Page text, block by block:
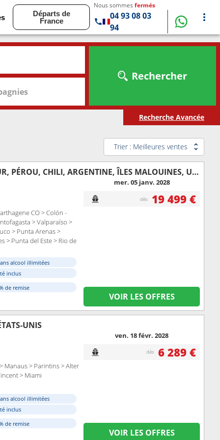
Départs de
France
Nous sommes fermés
04 93 08 03
94
Rechercher
Recherche Avancée
Trier : Meilleures ventes
ÉTATS-UNIS, CAÏMANS (ÎLES), JAMAÏQUE, COLOMBIE, PANAMA, ÉQUATEUR, PÉROU, CHILI, ARGENTINE, ÎLES MALOUINES, URUGUAY, BRÉSIL, BARBADE, GUADELOUPE, SAINT VINCENT-ET-LES-GRENADINES
CO > Colón -
> Valparaíso >
> Punta Arenas >
> Punta del Este > Rio de
> Miami
alcool illimitées
inclus
de remise
mer. 05 janv. 2028
dès 19 499 €
VOIR LES OFFRES
UNIS
Manaus > Parintins > Alter
> Miami
alcool illimitées
inclus
de remise
ven. 18 févr. 2028
dès 6 289 €
VOIR LES OFFRES